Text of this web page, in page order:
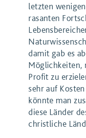
letzten
rasanten
damit gab es
Möglichkeiten,
Profit zu
sehr auf
könnte man
diese Länder
christliche